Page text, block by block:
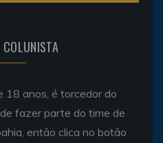
COLUNISTA
18 anos, é torcedor do
fazer parte do time de
então clica no botão